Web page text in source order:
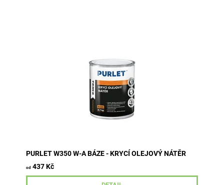
PURLET W350 W-A BÁZE - KRYCÍ OLEJOVÝ NÁTĚR
od 437 Kč